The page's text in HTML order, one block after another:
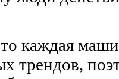
каждая
трендов,